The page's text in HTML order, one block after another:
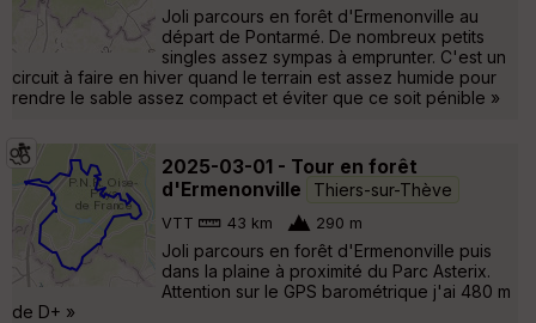
Joli parcours en forêt d'Ermenonville au
départ de Pontarmé. De nombreux petits
singles assez sympas à emprunter. C'est un
circuit à faire en hiver quand le terrain est assez humide pour
rendre le sable assez compact et éviter que ce soit pénible »
2025-03-01 - Tour en forêt
d'Ermenonville
Thiers-sur-Thève
VTT 43 km 290 m
Joli parcours en forêt d'Ermenonville puis
dans la plaine à proximité du Parc Asterix.
Attention sur le GPS barométrique j'ai 480 m
de D+ »